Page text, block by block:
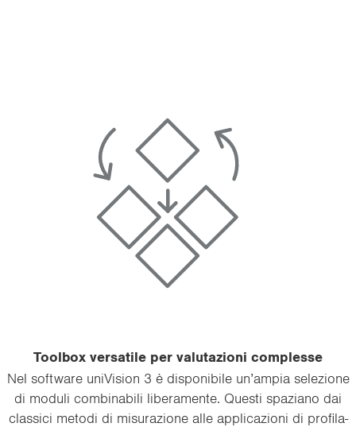
Tool­box ver­sa­ti­le per va­lu­ta­zio­ni com­ples­se
Nel soft­ware uni­Vi­sion 3 è di­spo­ni­bi­le un’ampia se­le­zio­ne
di mo­du­li com­bi­na­bi­li li­be­ra­men­te. Que­sti spa­zia­no dai
clas­si­ci me­to­di di mi­su­ra­zio­ne alle ap­pli­ca­zio­ni di pro­fi­la­